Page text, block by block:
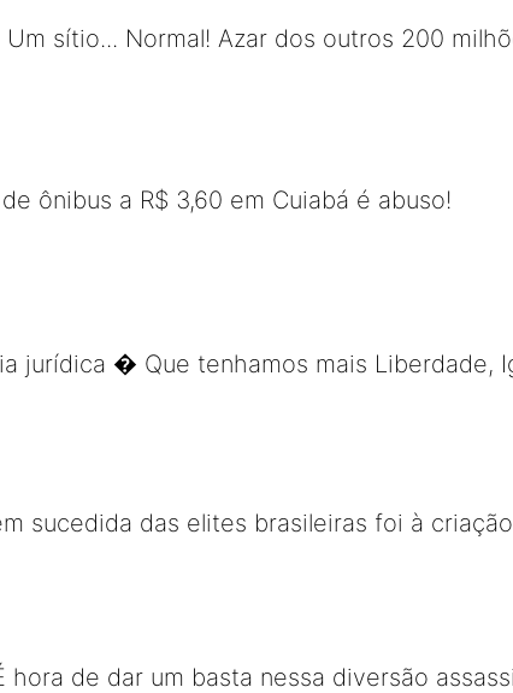
sítio... Normal! Azar dos outros 200
ônibus a R$ 3,60 em Cuiabá é abuso!
jurídica � Que tenhamos mais Liberdade,
sucedida das elites brasileiras foi à
de dar um basta nessa diversão